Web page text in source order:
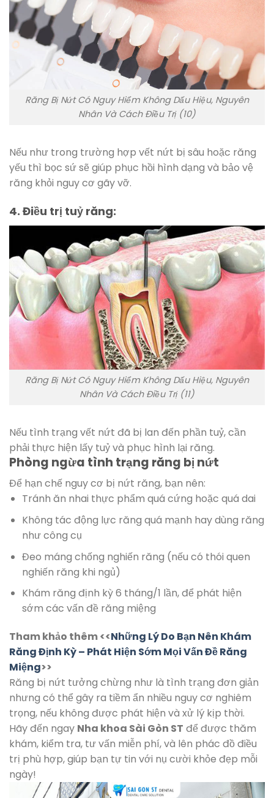
Răng Bị Nứt Có Nguy Hiểm Không Dấu Hiệu, Nguyên
Nhân Và Cách Điều Trị (10)
Nếu như trong trường hợp vết nứt bị sâu hoặc răng
yếu thì bọc sứ sẽ giúp phục hồi hình dạng và bảo vệ
răng khỏi nguy cơ gãy vỡ.
4. Điều trị tuỷ răng:
Răng Bị Nứt Có Nguy Hiểm Không Dấu Hiệu, Nguyên
Nhân Và Cách Điều Trị (11)
Nếu tình trạng vết nứt đã bị lan đến phần tuỷ, cần
phải thực hiện lấy tuỷ và phục hình lại răng.
Phòng ngừa tình trạng răng bị nứt
Để hạn chế nguy cơ bị nứt răng, bạn nên:
Tránh ăn nhai thực phẩm quá cứng hoặc quá dai
Không tác động lực răng quá mạnh hay dùng răng
như công cụ
Đeo máng chống nghiến răng (nếu có thói quen
nghiến răng khi ngủ)
Khám răng định kỳ 6 tháng/1 lần, để phát hiện
sớm các vấn đề răng miệng
Tham khảo thêm <<Những Lý Do Bạn Nên Khám
Răng Định Kỳ – Phát Hiện Sớm Mọi Vấn Đề Răng
Miệng>>
Răng bị nứt tưởng chừng như là tình trạng đơn giản
nhưng có thể gây ra tiềm ẩn nhiều nguy cơ nghiêm
trọng, nếu không được phát hiện và xử lý kịp thời.
Hãy đến ngay Nha khoa Sài Gòn ST để được thăm
khám, kiểm tra, tư vấn miễn phí, và lên phác đồ điều
trị phù hợp, giúp bạn tự tin với nụ cười khỏe đẹp mỗi
ngày!